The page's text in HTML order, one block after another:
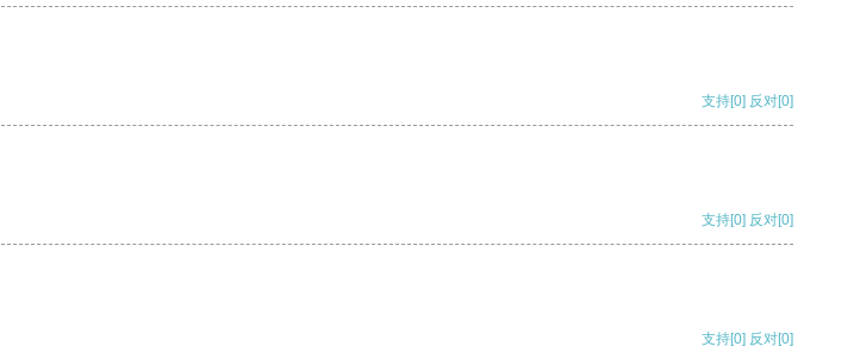
支持[0] 反对[0]
支持[0] 反对[0]
支持[0] 反对[0]